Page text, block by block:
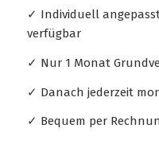
✓ Individuell
verfügbar
✓ Nur 1 Monat
✓ Danach jederzeit
✓ Bequem per